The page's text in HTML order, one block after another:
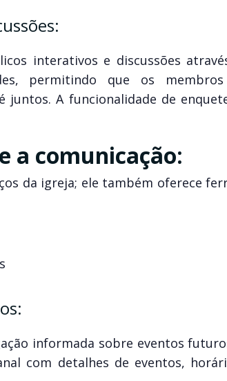
interativos e discussões
permitindo que os
A funcionalidade de
a comunicação:
da igreja; ele também oferece
informada sobre eventos
com detalhes de eventos,